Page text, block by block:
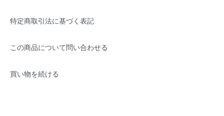
特定商取引法に基づく表記
この商品について問い合わせる
買い物を続ける